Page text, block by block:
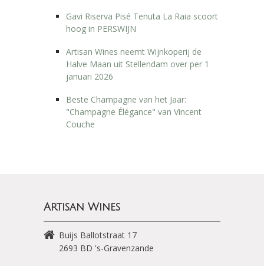
Gavi Riserva Pisé Tenuta La Raia scoort
hoog in PERSWIJN
Artisan Wines neemt Wijnkoperij de
Halve Maan uit Stellendam over per 1
januari 2026
Beste Champagne van het Jaar:
"Champagne Élégance" van Vincent
Couche
Artisan Wines
Buijs Ballotstraat 17
2693 BD 's-Gravenzande